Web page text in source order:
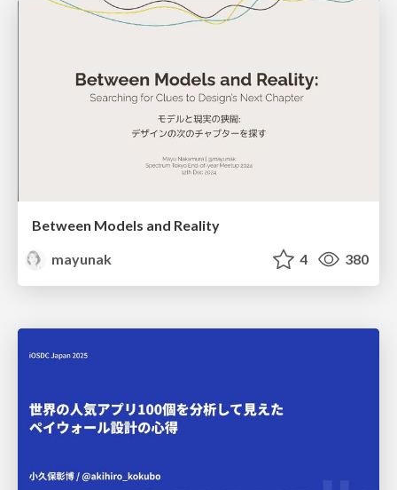
Between Models and Reality
mayunak
4 380